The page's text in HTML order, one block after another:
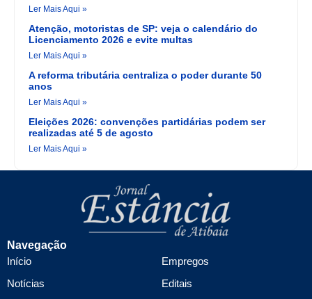
Ler Mais Aqui »
Atenção, motoristas de SP: veja o calendário do
Licenciamento 2026 e evite multas
Ler Mais Aqui »
A reforma tributária centraliza o poder durante 50
anos
Ler Mais Aqui »
Eleições 2026: convenções partidárias podem ser
realizadas até 5 de agosto
Ler Mais Aqui »
Navegação
Início
Notícias
Empregos
Editais